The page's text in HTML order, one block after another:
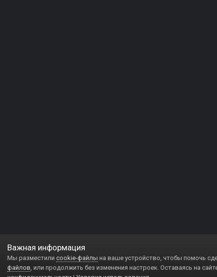
Важная информация
Мы разместили cookie-файлы на ваше устройство, чтобы помочь
файлов, или продолжить без изменения настроек. Оставаясь на